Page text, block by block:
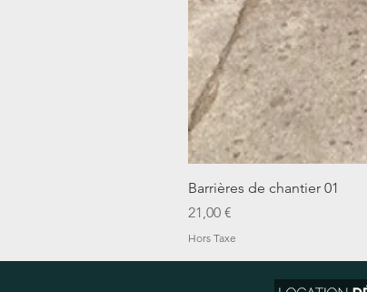
Barrières de chantier 01
Prix
21,00 €
Hors Taxe